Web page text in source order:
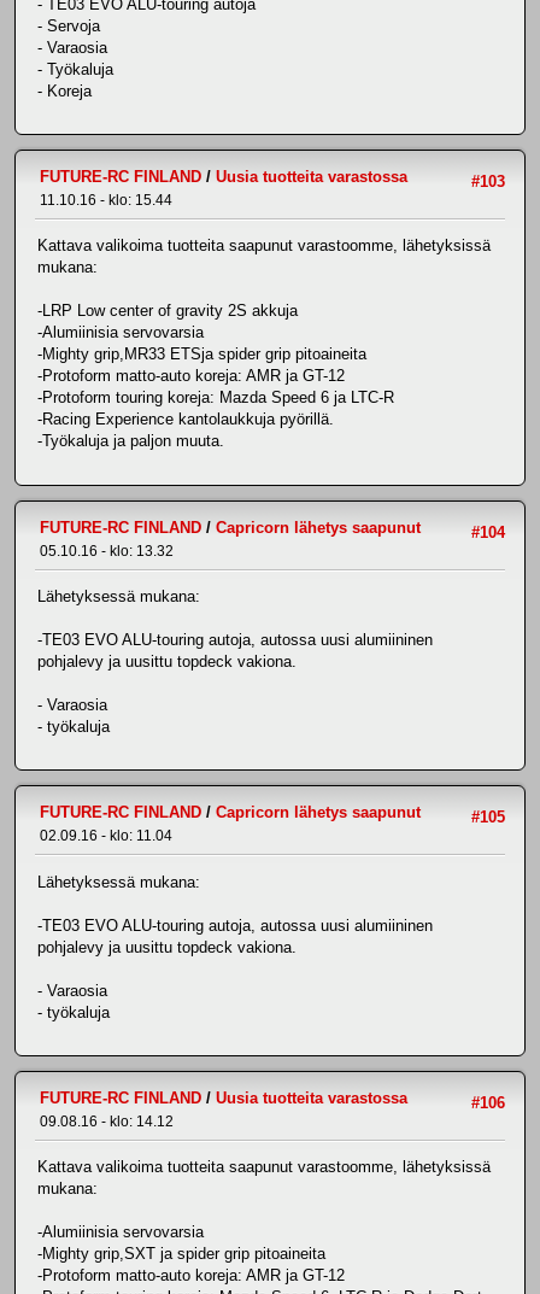
- TE03 EVO ALU-touring autoja
- Servoja
- Varaosia
- Työkaluja
- Koreja
#103
FUTURE-RC FINLAND / Uusia tuotteita varastossa
11.10.16 - klo: 15.44
Kattava valikoima tuotteita saapunut varastoomme, lähetyksissä
mukana:
-LRP Low center of gravity 2S akkuja
-Alumiinisia servovarsia
-Mighty grip,MR33 ETSja spider grip pitoaineita
-Protoform matto-auto koreja: AMR ja GT-12
-Protoform touring koreja: Mazda Speed 6 ja LTC-R
-Racing Experience kantolaukkuja pyörillä.
-Työkaluja ja paljon muuta.
#104
FUTURE-RC FINLAND / Capricorn lähetys saapunut
05.10.16 - klo: 13.32
Lähetyksessä mukana:
-TE03 EVO ALU-touring autoja, autossa uusi alumiininen
pohjalevy ja uusittu topdeck vakiona.
- Varaosia
- työkaluja
#105
FUTURE-RC FINLAND / Capricorn lähetys saapunut
02.09.16 - klo: 11.04
Lähetyksessä mukana:
-TE03 EVO ALU-touring autoja, autossa uusi alumiininen
pohjalevy ja uusittu topdeck vakiona.
- Varaosia
- työkaluja
#106
FUTURE-RC FINLAND / Uusia tuotteita varastossa
09.08.16 - klo: 14.12
Kattava valikoima tuotteita saapunut varastoomme, lähetyksissä
mukana:
-Alumiinisia servovarsia
-Mighty grip,SXT ja spider grip pitoaineita
-Protoform matto-auto koreja: AMR ja GT-12